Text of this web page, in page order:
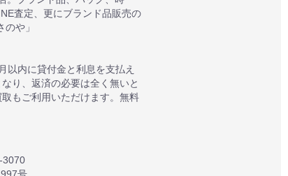
査定、更にブランド品販売の
や」
以内に貸付金と利息を支払え
り、返済の必要は全く無いと
もご利用いただけます。無料
3070